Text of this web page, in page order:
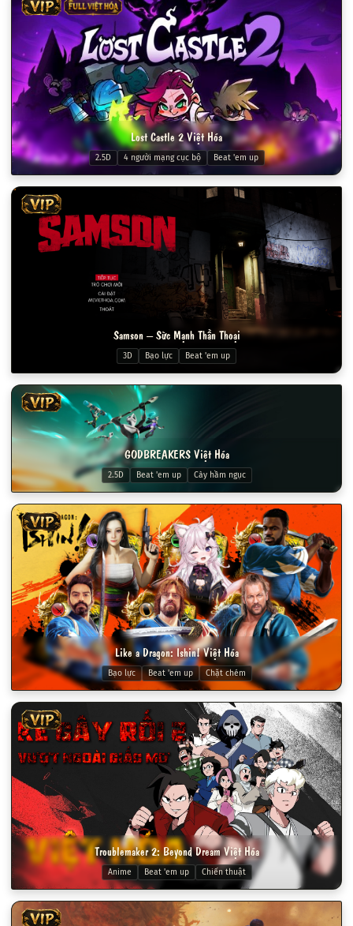
VIP FULL VIỆT HÓA
Lost Castle 2 Việt Hóa
2.5D 4 người mạng cục bộ Beat 'em up
VIP
Samson – Sức Mạnh Thần Thoại
3D Bạo lực Beat 'em up
VIP
GODBREAKERS Việt Hóa
2.5D Beat 'em up Cày hầm ngục
VIP
Like a Dragon: Ishin! Việt Hóa
Bạo lực Beat 'em up Chặt chém
VIP
Troublemaker 2: Beyond Dream Việt Hóa
Anime Beat 'em up Chiến thuật
VIP